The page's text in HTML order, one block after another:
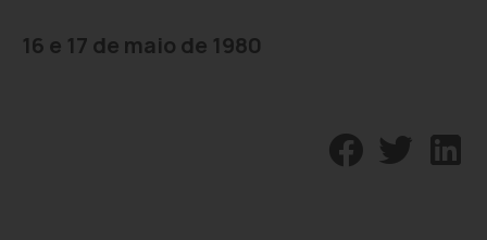
16 e 17 de maio de 1980